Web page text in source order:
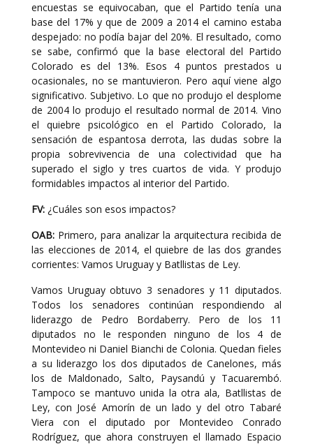
encuestas se equivocaban, que el Partido tenía una
base del 17% y que de 2009 a 2014 el camino estaba
despejado: no podía bajar del 20%. El resultado, como
se sabe, confirmó que la base electoral del Partido
Colorado es del 13%. Esos 4 puntos prestados u
ocasionales, no se mantuvieron. Pero aquí viene algo
significativo. Subjetivo. Lo que no produjo el desplome
de 2004 lo produjo el resultado normal de 2014. Vino
el quiebre psicológico en el Partido Colorado, la
sensación de espantosa derrota, las dudas sobre la
propia sobrevivencia de una colectividad que ha
superado el siglo y tres cuartos de vida. Y produjo
formidables impactos al interior del Partido.
FV: ¿Cuáles son esos impactos?
OAB: Primero, para analizar la arquitectura recibida de
las elecciones de 2014, el quiebre de las dos grandes
corrientes: Vamos Uruguay y Batllistas de Ley.
Vamos Uruguay obtuvo 3 senadores y 11 diputados.
Todos los senadores continúan respondiendo al
liderazgo de Pedro Bordaberry. Pero de los 11
diputados no le responden ninguno de los 4 de
Montevideo ni Daniel Bianchi de Colonia. Quedan fieles
a su liderazgo los dos diputados de Canelones, más
los de Maldonado, Salto, Paysandú y Tacuarembó.
Tampoco se mantuvo unida la otra ala, Batllistas de
Ley, con José Amorín de un lado y del otro Tabaré
Viera con el diputado por Montevideo Conrado
Rodríguez, que ahora construyen el llamado Espacio